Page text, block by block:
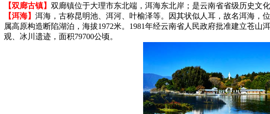
【双廊古镇】 双廊镇位于大理市东北端，洱海东北岸；是云南省省级历史文化
【洱海】 洱海，古称昆明池、洱河、叶榆泽等。因其状似人耳，故名洱海，
属高原构造断陷湖泊，海拔1972米。1981年经云南省人民政府批准建立苍
观、冰川遗迹，面积79700公顷。